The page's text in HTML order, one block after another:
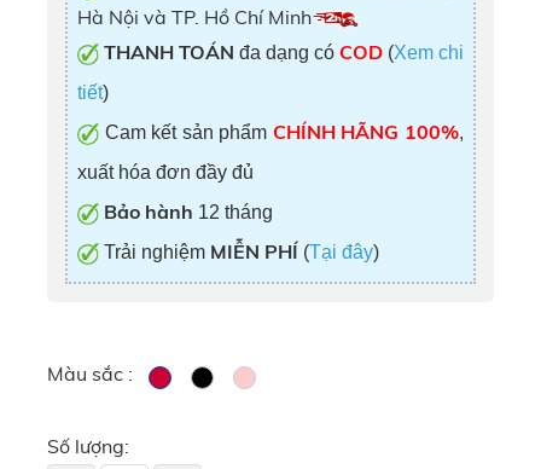
Hà Nội và TP. Hồ Chí Minh
THANH TOÁN đa dạng có COD (Xem chi
tiết)
Cam kết sản phẩm CHÍNH HÃNG 100%,
xuất hóa đơn đầy đủ
Bảo hành 12 tháng
Trải nghiệm MIỄN PHÍ (Tại đây)
Màu sắc :
Số lượng: